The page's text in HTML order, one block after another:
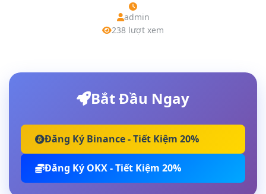
admin
238 lượt xem
Bắt Đầu Ngay
Đăng Ký Binance - Tiết Kiệm 20%
Đăng Ký OKX - Tiết Kiệm 20%